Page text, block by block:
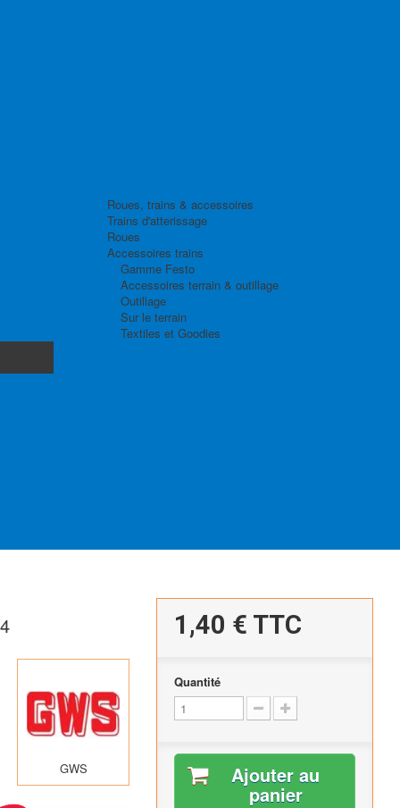
Roues, trains & accessoires
Trains d'atterissage
Roues
Accessoires trains
Gamme Festo
Accessoires terrain & outillage
Outillage
Sur le terrain
Textiles et Goodies
GWS
1,40 € TTC
Quantité
Ajouter au
panier